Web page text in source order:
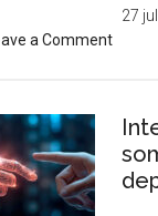
27
a Comment